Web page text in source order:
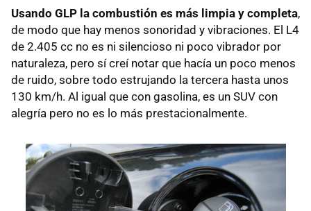
Usando GLP la combustión es más limpia y completa,
de modo que hay menos sonoridad y vibraciones. El L4
de 2.405 cc no es ni silencioso ni poco vibrador por
naturaleza, pero sí creí notar que hacía un poco menos
de ruido, sobre todo estrujando la tercera hasta unos
130 km/h. Al igual que con gasolina, es un SUV con
alegría pero no es lo más prestacionalmente.